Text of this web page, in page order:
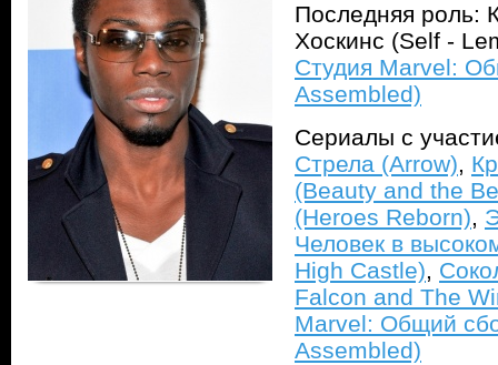
Последняя роль:
Хоскинс (Self -
Студия Marvel:
Assembled)
Сериалы с
Стрела (Arrow),
(Beauty and the
(Heroes Reborn),
Человек в
High Castle),
Falcon and The
Marvel: Общий
Assembled)